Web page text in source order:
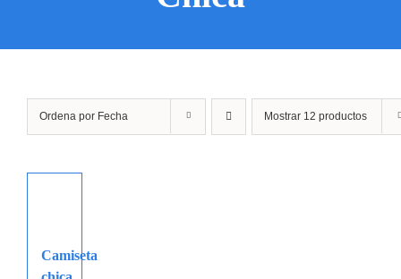
Ordena por Fecha Mostrar 12 productos
Camiseta